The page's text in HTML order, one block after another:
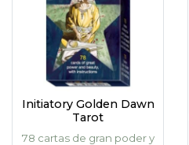
Initiatory Golden Dawn
Tarot
78 cartas de gran poder y